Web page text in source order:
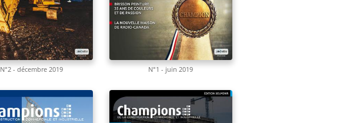
N°2 - décembre 2019 N°1 - juin 2019